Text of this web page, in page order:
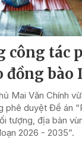
công tác
đồng bào
Mai Văn Chính
phê duyệt Đề án
tượng, địa bàn
2026 - 2035”.